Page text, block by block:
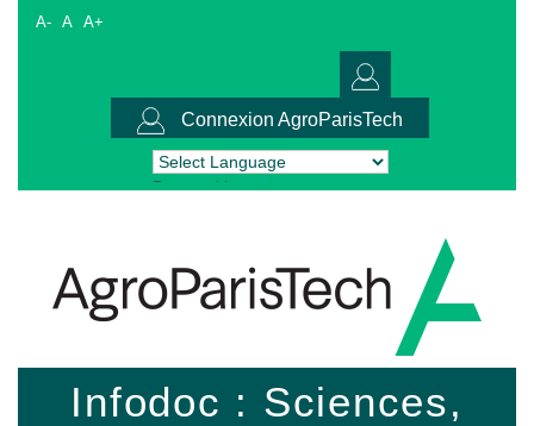
A- A A+
Connexion AgroParisTech
Powered by Translate
Infodoc : Sciences,